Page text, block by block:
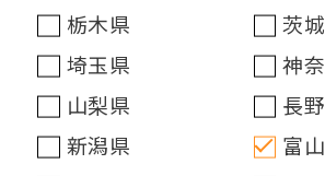
栃木県
茨
埼玉県
神
山梨県
長
新潟県
富